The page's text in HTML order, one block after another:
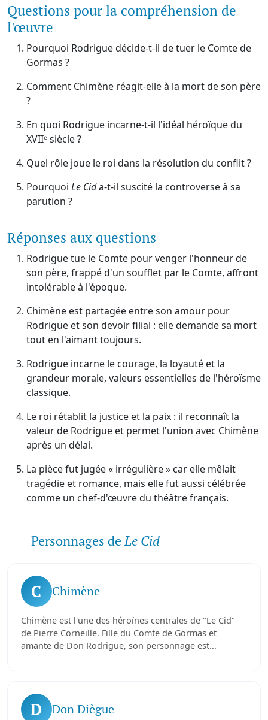
Questions pour la compréhension de
l'œuvre
Pourquoi Rodrigue décide-t-il de tuer le Comte de
Gormas ?
Comment Chimène réagit-elle à la mort de son père
?
En quoi Rodrigue incarne-t-il l'idéal héroïque du
XVIIᵉ siècle ?
Quel rôle joue le roi dans la résolution du conflit ?
Pourquoi Le Cida-t-il suscité la controverse à sa
parution ?
Réponses aux questions
Rodrigue tue le Comte pour venger l'honneur de
son père, frappé d'un soufflet par le Comte, affront
intolérable à l'époque.
Chimène est partagée entre son amour pour
Rodrigue et son devoir filial : elle demande sa mort
tout en l'aimant toujours.
Rodrigue incarne le courage, la loyauté et la
grandeur morale, valeurs essentielles de l'héroïsme
classique.
Le roi rétablit la justice et la paix : il reconnaît la
valeur de Rodrigue et permet l'union avec Chimène
après un délai.
La pièce fut jugée « irrégulière » car elle mêlait
tragédie et romance, mais elle fut aussi célébrée
comme un chef-d'œuvre du théâtre français.
Personnages deLe Cid
C Chimène
Chimène est l'une des héroïnes centrales de "Le Cid"
de Pierre Corneille. Fille du Comte de Gormas et
amante de Don Rodrigue, son personnage est...
D Don Diègue